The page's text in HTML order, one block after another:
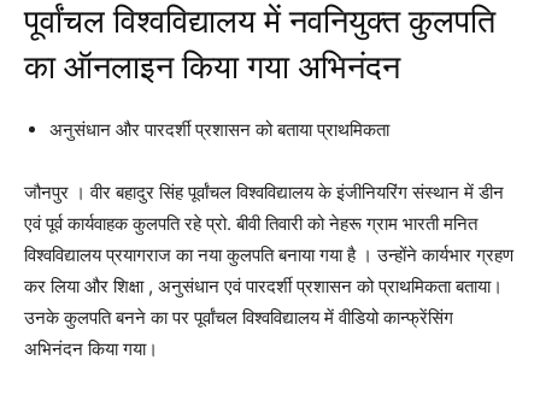
पूर्वांचल विश्वविद्यालय में नवनियुक्त कुलपति
का ऑनलाइन किया गया अभिनंदन
अनुसंधान और पारदर्शी प्रशासन को बताया प्राथमिकता
जौनपुर । वीर बहादुर सिंह पूर्वांचल विश्वविद्यालय के इंजीनियरिंग संस्थान में डीन
एवं पूर्व कार्यवाहक कुलपति रहे प्रो. बीवी तिवारी को नेहरू ग्राम भारती मनित
विश्वविद्यालय प्रयागराज का नया कुलपति बनाया गया है । उन्होंने कार्यभार ग्रहण
कर लिया और शिक्षा , अनुसंधान एवं पारदर्शी प्रशासन को प्राथमिकता बताया।
उनके कुलपति बनने का पर पूर्वांचल विश्वविद्यालय में वीडियो कान्फ्रेंसिंग
अभिनंदन किया गया।